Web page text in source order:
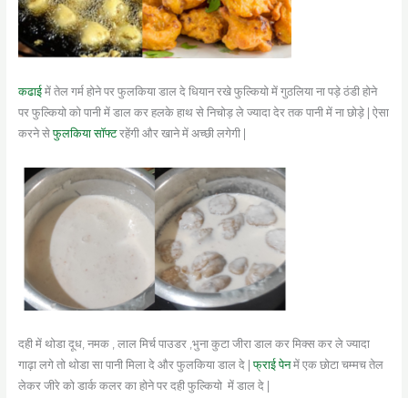
कढाईमें तेल गर्म होने पर फुलकिया डाल दे धियान रखे फुल्कियो में गुठलिया ना पड़े ठंडी होने
पर फुल्कियो को पानी में डाल कर हलके हाथ से निचोड़ ले ज्यादा देर तक पानी में ना छोड़े | ऐसा
करने सेफुलकिया सॉफ्टरहेंगी और खाने में अच्छी लगेगी |
दही में थोडा दूध, नमक , लाल मिर्च पाउडर ,भुना कुटा जीरा डाल कर मिक्स कर ले ज्यादा
गाढ़ा लगे तो थोडा सा पानी मिला दे और फुलकिया डाल दे |फ्राई पेनमें एक छोटा चम्मच तेल
लेकर जीरे को डार्क कलर का होने पर दही फुल्कियो में डाल दे |